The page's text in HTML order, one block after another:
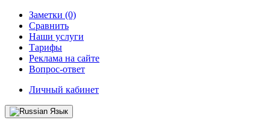
Заметки (0)
Сравнить
Наши услуги
Тарифы
Реклама на сайте
Вопрос-ответ
Личный кабинет
Язык